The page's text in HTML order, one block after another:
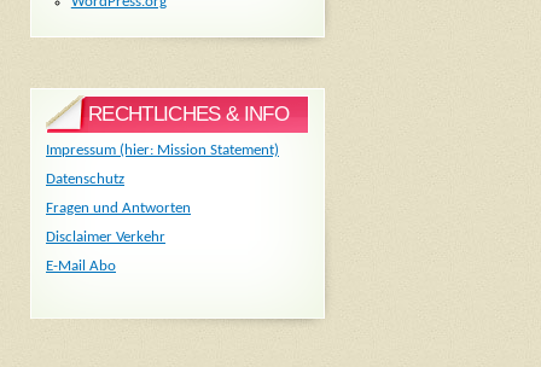
RECHTLICHES & INFO
Impressum (hier: Mission Statement)
Datenschutz
Fragen und Antworten
Disclaimer Verkehr
E-Mail Abo